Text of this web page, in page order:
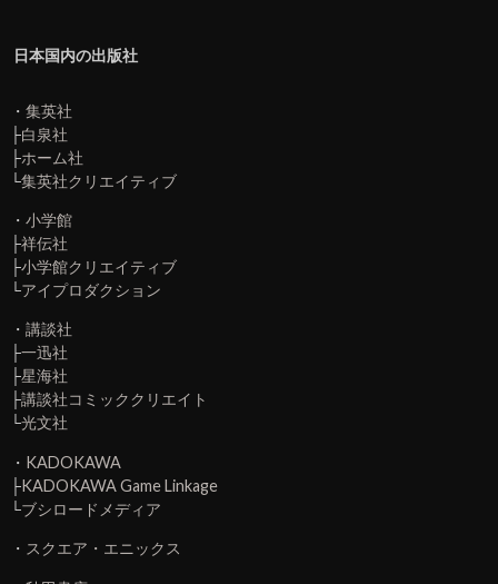
日本国内の出版社
・ 集英社
├白泉社
├ホーム社
└集英社クリエイティブ
・ 小学館
├祥伝社
├小学館クリエイティブ
└アイプロダクション
・ 講談社
├一迅社
├星海社
├講談社コミッククリエイト
└光文社
・ KADOKAWA
├KADOKAWA Game Linkage
└ブシロードメディア
・ スクエア・エニックス